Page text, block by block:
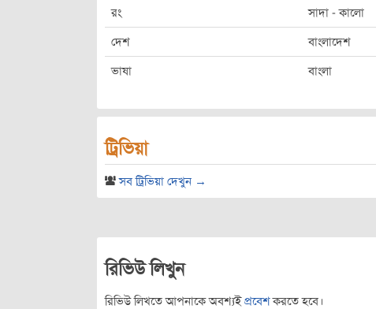
রং সাদা - কালো
দেশ বাংলাদেশ
ভাষা বাংলা
ট্রিভিয়া
সব ট্রিভিয়া দেখুন →
রিভিউ লিখুন
রিভিউ লিখতে আপনাকে অবশ্যইপ্রবেশকরতে হবে।